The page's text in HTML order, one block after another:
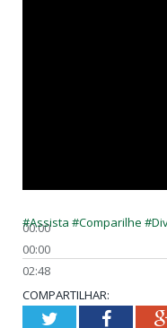
00:00
00:00
02:48
#Assista #Comparilhe #
COMPARTILHAR:
Twitter